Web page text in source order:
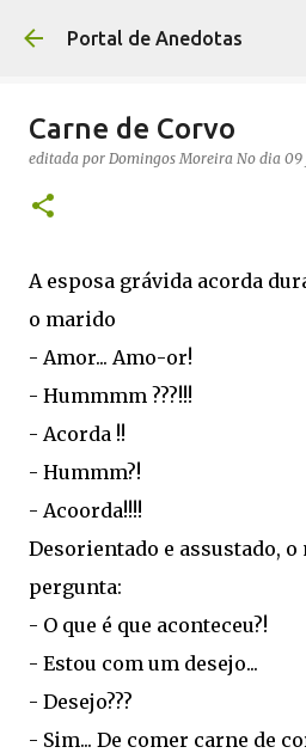
Avançar para o
Portal de Anedotas
Carne de Corvo
editada por Domingos Moreira No dia 09
A esposa grávida acorda
o marido
- Amor... Amo-or!
- Hummmm ???!!!
- Acorda !!
- Hummm?!
- Acoorda!!!!
Desorientado e assustado,
pergunta:
- O que é que aconteceu?!
- Estou com um desejo...
- Desejo???
- Sim... De comer carne de